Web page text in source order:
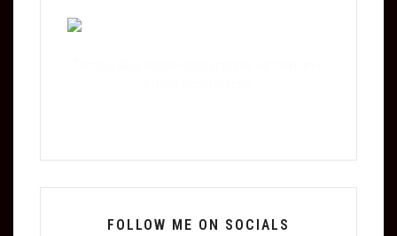
FOLLOW ME ON SOCIALS